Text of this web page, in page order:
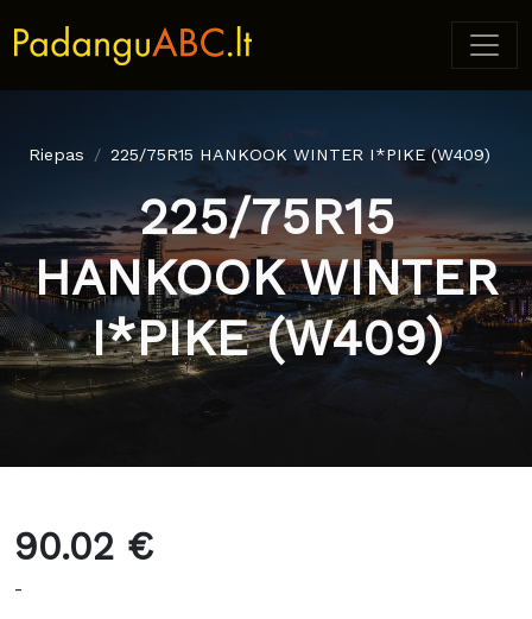
Riepas 225/75R15 HANKOOK WINTER I*PIKE (W409)
225/75R15
HANKOOK WINTER
I*PIKE (W409)
90.02 €
-